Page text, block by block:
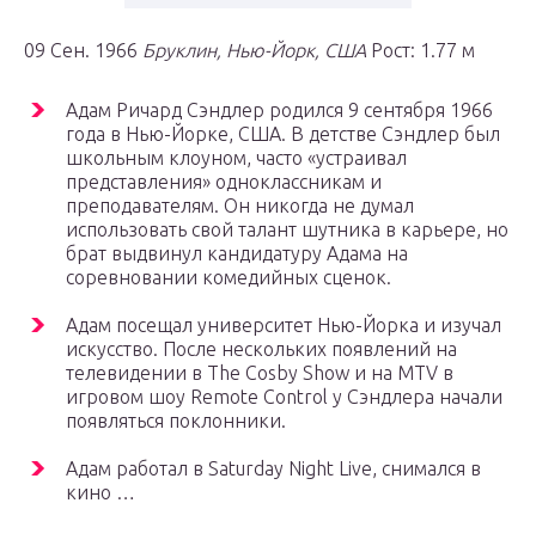
09 Сен. 1966 Бруклин, Нью-Йорк, США Рост: 1.77 м
Адам Ричард Сэндлер родился 9 сентября 1966
года в Нью-Йорке, США. В детстве Сэндлер был
школьным клоуном, часто «устраивал
представления» одноклассникам и
преподавателям. Он никогда не думал
использовать свой талант шутника в карьере, но
брат выдвинул кандидатуру Адама на
соревновании комедийных сценок.
Адам посещал университет Нью-Йорка и изучал
искусство. После нескольких появлений на
телевидении в The Cosby Show и на MTV в
игровом шоу Remote Control у Сэндлера начали
появляться поклонники.
Адам работал в Saturday Night Live, снимался в
кино …